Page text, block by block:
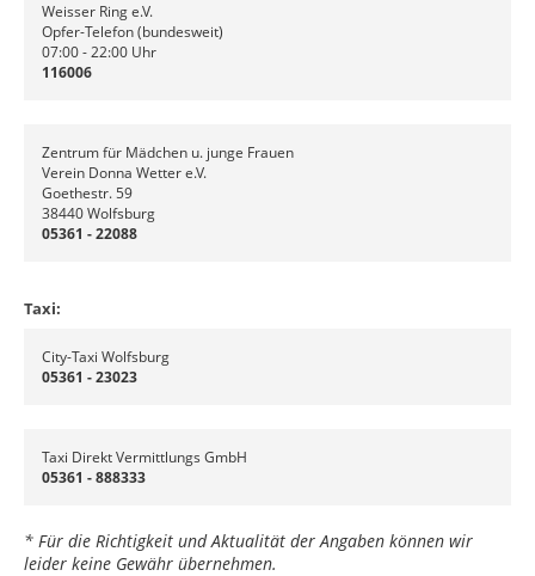
Weisser Ring e.V.
Opfer-Telefon (bundesweit)
07:00 - 22:00 Uhr
116006
Zentrum für Mädchen u. junge Frauen
Verein Donna Wetter e.V.
Goethestr. 59
38440 Wolfsburg
05361 - 22088
Taxi:
City-Taxi Wolfsburg
05361 - 23023
Taxi Direkt Vermittlungs GmbH
05361 - 888333
* Für die Richtigkeit und Aktualität der Angaben können wir
leider keine Gewähr übernehmen.